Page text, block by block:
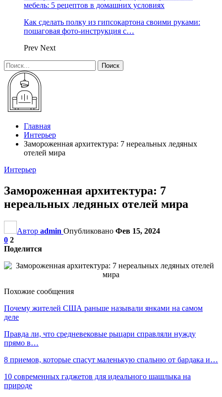
мебель: 5 рецептов в домашних условиях
Как сделать полку из гипсокартона своими руками:
пошаговая фото-инструкция с…
Prev Next
Главная
Интерьер
Замороженная архитектура: 7 нереальных ледяных
отелей мира
Интерьер
Замороженная архитектура: 7
нереальных ледяных отелей мира
Автор admin Опубликовано Фев 15, 2024
0 2
Поделится
Похожие сообщения
Почему жителей США раньше называли янками на самом
деле
Правда ли, что средневековые рыцари справляли нужду
прямо в…
8 приемов, которые спасут маленькую спальню от бардака и…
10 современных гаджетов для идеального шашлыка на
природе